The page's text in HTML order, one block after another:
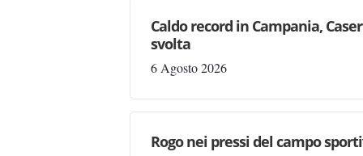
Caldo record in Campania,
svolta
6 Agosto 2026
Rogo nei pressi del campo